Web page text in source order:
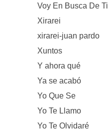
Voy En Busca De Ti
Xirarei
xirarei-juan pardo
Xuntos
Y ahora qué
Ya se acabó
Yo Que Se
Yo Te Llamo
Yo Te Olvidaré